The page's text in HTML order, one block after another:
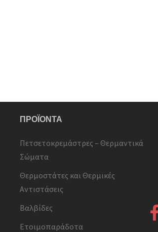
ΠΡΟΪΟΝΤΑ
Πετσετοκρεμάστρες – Θερμαντικά
Σώματα
Θερμοστάτες και Θερμικές
Αντιστάσεις
Βαλβίδες
Ετοιμοπαράδοτα